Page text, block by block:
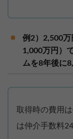
例2）2,500万
1,000万円）
ムを8年後に
取得時の費用
は仲介手数料